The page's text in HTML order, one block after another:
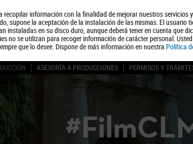
recopilar información con la finalidad de mejorar nuestros servicios
supone la aceptación de la instalación de las mismas. El usuario
instaladas en su disco duro, aunque deberá tener en cuenta que
no se utilizan para recoger información de carácter personal.
que lo desee. Dispone de más información en nuestra Política
Quiénes somos
ASESORÍA A PRODUCCIONES PERMISOS Y